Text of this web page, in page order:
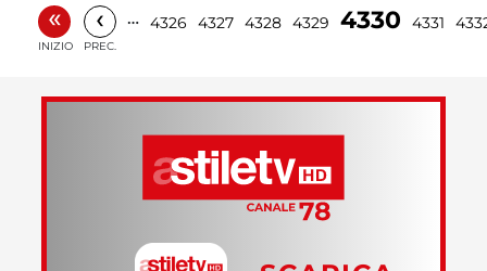
«
INIZIO
‹
PREC.
… 4326 4327 4328 4329 4330 4331